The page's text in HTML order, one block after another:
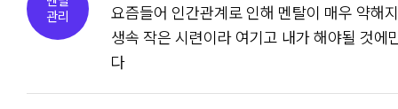
관리
요즘들어 인간관계로 인해 멘탈이 매우 약해
생속 작은 시련이라 여기고 내가 해야될 것
다